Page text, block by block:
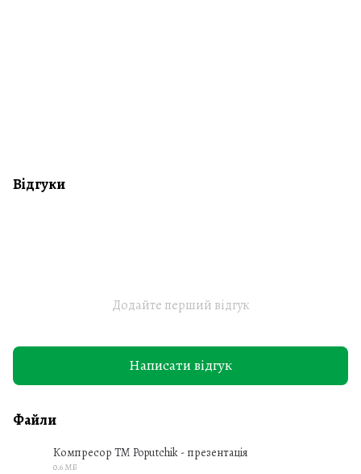
Відгуки
Додайте перший відгук
Написати відгук
Файли
Компресор ТМ Poputchik - презентація
0.6 МБ